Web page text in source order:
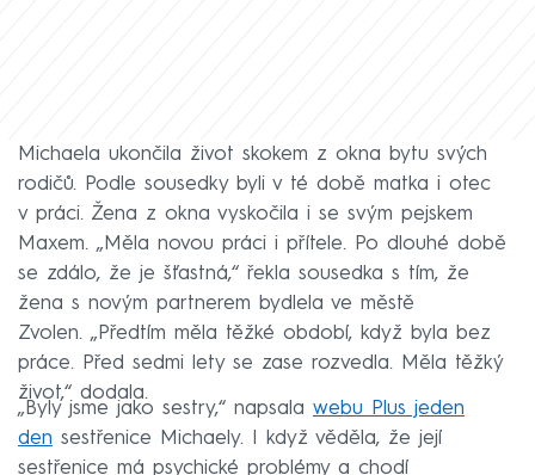
Michaela ukončila život skokem z okna bytu svých
rodičů. Podle sousedky byli v té době matka i otec
v práci. Žena z okna vyskočila i se svým pejskem
Maxem. „Měla novou práci i přítele. Po dlouhé době
se zdálo, že je šťastná,“ řekla sousedka s tím, že
žena s novým partnerem bydlela ve městě
Zvolen. „Předtím měla těžké období, když byla bez
práce. Před sedmi lety se zase rozvedla. Měla těžký
život,“ dodala.
„Byly jsme jako sestry,“ napsala webu Plus jeden
den sestřenice Michaely. I když věděla, že její
sestřenice má psychické problémy a chodí